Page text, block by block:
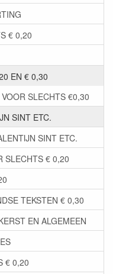
€ 0,20
EN € 0,30
SLECHTS €0,30
SINT ETC.
SINT ETC.
SLECHTS € 0,20
TEKSTEN € 0,30
EN ALGEMEEN
€ 0,20